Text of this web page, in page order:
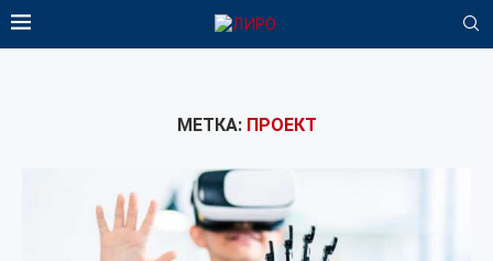
МЕТКА: ПРОЕКТ